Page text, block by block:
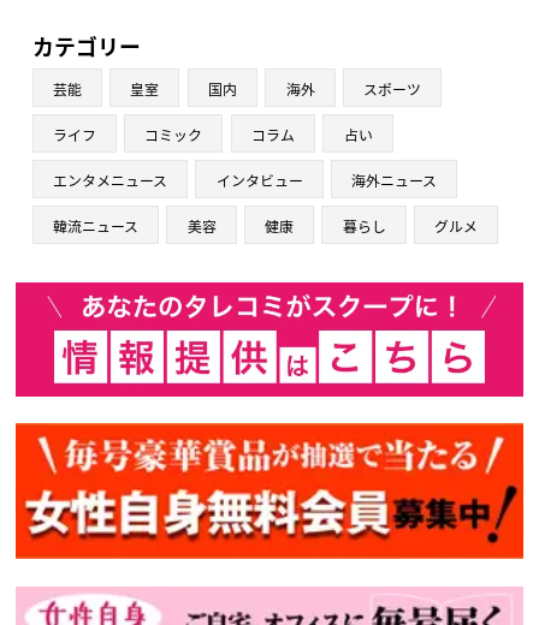
カテゴリー
芸能 皇室 国内 海外 スポーツ
ライフ コミック コラム 占い
エンタメニュース インタビュー 海外ニュース
韓流ニュース 美容 健康 暮らし グルメ